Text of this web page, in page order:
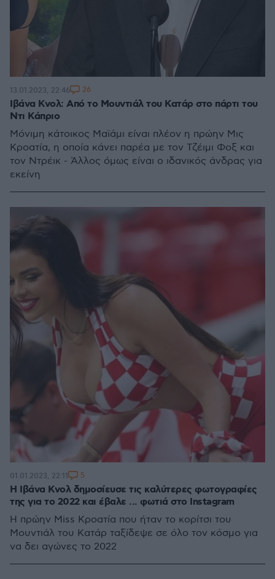
Ιβάνα Κνολ: Από το Μουντιάλ του Κατάρ στο πάρτι του
Ντι Κάπριο
Μόνιμη κάτοικος Μαϊάμι είναι πλέον η πρώην Μις
Κροατία, η οποία κάνει παρέα με τον Τζέιμι Φοξ και
τον Ντρέικ - Άλλος όμως είναι ο ιδανικός άνδρας για
εκείνη
13.01.2023, 22:46 26
Η Ιβάνα Κνολ δημοσίευσε τις καλύτερες φωτογραφίες
της για το 2022 και έβαλε ... φωτιά στο Instagram
Η πρώην Miss Κροατία που ήταν το κορίτσι του
Μουντιάλ του Κατάρ ταξίδεψε σε όλο τον κόσμο για
να δει αγώνες το 2022
01.01.2023, 22:11 5